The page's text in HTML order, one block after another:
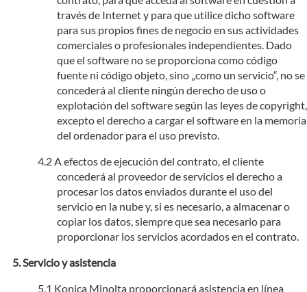
través de Internet y para que utilice dicho software
para sus propios fines de negocio en sus actividades
comerciales o profesionales independientes. Dado
que el software no se proporciona como código
fuente ni código objeto, sino „como un servicio“, no se
concederá al cliente ningún derecho de uso o
explotación del software según las leyes de copyright,
excepto el derecho a cargar el software en la memoria
del ordenador para el uso previsto.
A efectos de ejecución del contrato, el cliente
concederá al proveedor de servicios el derecho a
procesar los datos enviados durante el uso del
servicio en la nube y, si es necesario, a almacenar o
copiar los datos, siempre que sea necesario para
proporcionar los servicios acordados en el contrato.
Servicio y asistencia
Konica Minolta proporcionará asistencia en línea